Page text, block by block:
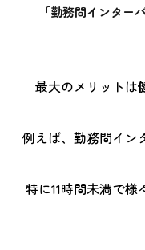
「勤務間インター
最大のメリットは
例えば、勤務間イン
特に11時間未満で